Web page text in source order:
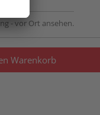
- vor Ort ansehen.
Warenkorb